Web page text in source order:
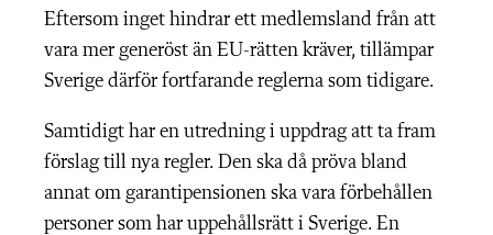
Eftersom inget hindrar ett medlemsland från att
vara mer generöst än EU-rätten kräver, tillämpar
Sverige därför fortfarande reglerna som tidigare.
Samtidigt har en utredning i uppdrag att ta fram
förslag till nya regler. Den ska då pröva bland
annat om garantipensionen ska vara förbehållen
personer som har uppehållsrätt i Sverige. En